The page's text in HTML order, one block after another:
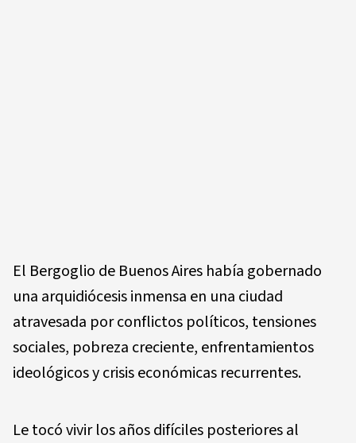
El Bergoglio de Buenos Aires había gobernado
una arquidiócesis inmensa en una ciudad
atravesada por conflictos políticos, tensiones
sociales, pobreza creciente, enfrentamientos
ideológicos y crisis económicas recurrentes.
Le tocó vivir los años difíciles posteriores al